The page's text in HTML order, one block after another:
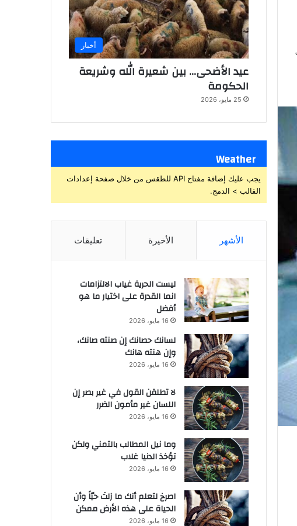
أخبار
عيد الأضحى… بين شعيرة الله وشريعة
الحكومة
25 مايو، 2026
Weather
يجب عليك إضافة مفتاح API للطقس من خلال صفحة إعدادات
القالب > الدمج.
الأشهر الأخيرة تعليقات
ليست الحرية غياب الالتزامات
انما القدرة على اختيار ما هو
أفضل
16 مايو، 2026
لسانك حصانك إن صنته صانك،
وإن هنته هانك
16 مايو، 2026
لا تطلقن القول في غير بصر إن
اللسان غير مأمون الضرر
16 مايو، 2026
وما نيل المطالب بالتمني ولكن
تؤخذ الدنيا غلاب
16 مايو، 2026
‫اصرخ لتعلم أنك ما زلتَ حيّاً وأن
الحياة على هذه الأرض ممكن
16 مايو، 2026